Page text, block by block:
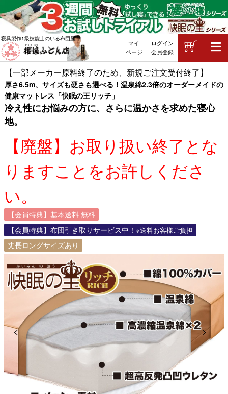
【一部メーカー原料終了のため、新規ご注文受付終了】
冷え性にお悩みの方に、さらに温かさを求めた寝心
地。
厚さ6.5m、サイズも硬さも選べる！温泉綿2.3倍のオーダーメイドの
健康マットレス「快眠の王リッチ」
敷布団・掛け布団・羽毛布団・マ
寝具製作1級技能士のいる布団屋
マイ
ページ
ログイン
会員登録
【廃盤】お取り扱い終了とな
りますことをお許しくださ
い。
【会員特典】基本送料 無料
【会員特典】布団引き取りサービス中！※送料お客様ご負担
丈長ロングサイズあり
Previous Next